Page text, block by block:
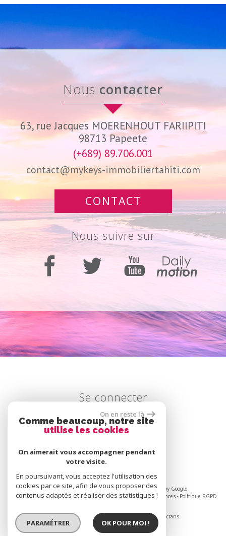
nous contacter
63, rue Jacques MOERENHOUT FARIIPITI
98713 Papeete
(+689) 89.706.001
contact@mykeys-immobiliertahiti.com
CONTACT
nous suivre sur
se connecter
Espace propriétaire
© 2026 | Tous droits réservés | Traduction powered by Google
Plan du site-Mentions légales-Liens- Admin-Toutes nos annonces- Politique RGPD
un seul site adaptable à tous les types d'écrans.
On en reste là
Comme beaucoup, notre site
utilise les cookies
On aimerait vous accompagner pendant
votre visite.
En poursuivant, vous acceptez l'utilisation des
cookies par ce site, afin de vous proposer des
contenus adaptés et réaliser des statistiques !
PARAMÉTRER OK POUR MOI !